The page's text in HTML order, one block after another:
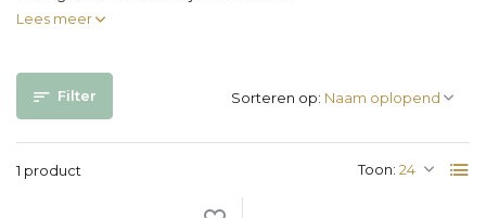
Lees meer
Filter
1 product Toon:
Sorteren op: